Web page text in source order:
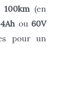
(en
ou 60V
pour un